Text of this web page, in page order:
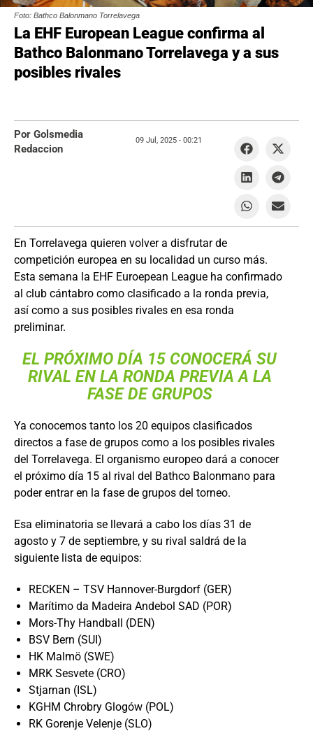
Foto: Bathco Balonmano Torrelavega
La EHF European League confirma al
Bathco Balonmano Torrelavega y a sus
posibles rivales
En Torrelavega quieren volver a disfrutar de
competición europea en su localidad un curso más.
Esta semana la EHF Euroepean League ha confirmado
al club cántabro como clasificado a la ronda previa,
así como a sus posibles rivales en esa ronda
preliminar.
EL PRÓXIMO DÍA 15 CONOCERÁ SU
RIVAL EN LA RONDA PREVIA A LA
FASE DE GRUPOS
Ya conocemos tanto los 20 equipos clasificados
directos a fase de grupos como a los posibles rivales
del Torrelavega. El organismo europeo dará a conocer
el próximo día 15 al rival del Bathco Balonmano para
poder entrar en la fase de grupos del torneo.
Esa eliminatoria se llevará a cabo los días 31 de
agosto y 7 de septiembre, y su rival saldrá de la
siguiente lista de equipos:
RECKEN – TSV Hannover-Burgdorf (GER)
Marítimo da Madeira Andebol SAD (POR)
Mors-Thy Handball (DEN)
BSV Bern (SUI)
HK Malmö (SWE)
MRK Sesvete (CRO)
Stjarnan (ISL)
KGHM Chrobry Glogów (POL)
RK Gorenje Velenje (SLO)
Por Golsmedia
Redaccion
09 Jul, 2025 - 00:21